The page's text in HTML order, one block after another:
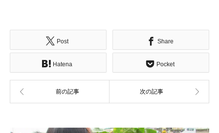
Post Share
Hatena Pocket